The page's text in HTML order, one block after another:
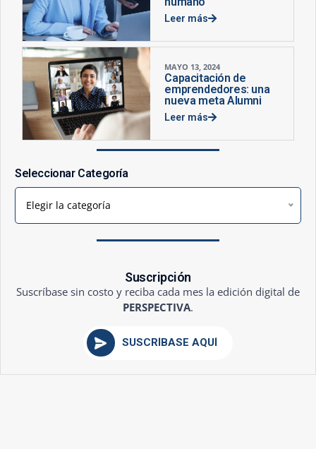
Leer más
MAYO 13, 2024
Capacitación de
emprendedores: una
nueva meta Alumni
Leer más
Seleccionar Categoría
Elegir la categoría
Suscripción
Suscríbase sin costo y reciba cada mes la edición digital de
PERSPECTIVA.
SUSCRÍBASE AQUÍ